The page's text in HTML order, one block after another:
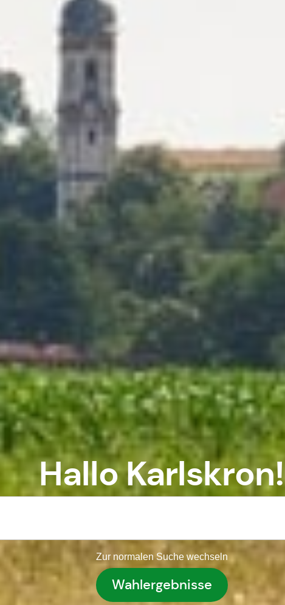
Hallo Karlskron!
Zur normalen Suche wechseln
Wahlergebnisse